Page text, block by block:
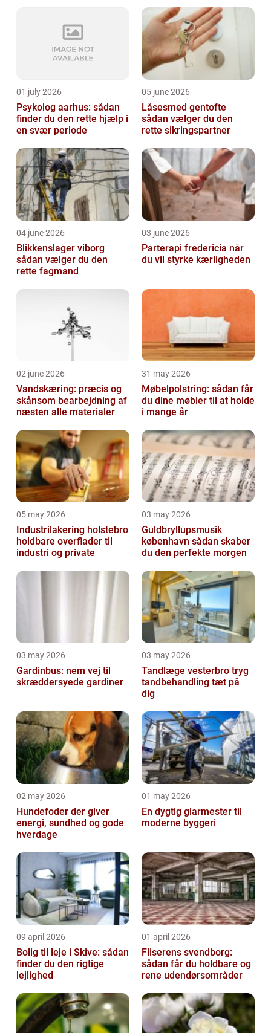
01 july 2026
Psykolog aarhus: sådan
finder du den rette hjælp i
en svær periode
05 june 2026
Låsesmed gentofte
sådan vælger du den
rette sikringspartner
04 june 2026
Blikkenslager viborg
sådan vælger du den
rette fagmand
03 june 2026
Parterapi fredericia når
du vil styrke kærligheden
02 june 2026
Vandskæring: præcis og
skånsom bearbejdning af
næsten alle materialer
31 may 2026
Møbelpolstring: sådan får
du dine møbler til at holde
i mange år
05 may 2026
Industrilakering holstebro
holdbare overflader til
industri og private
03 may 2026
Guldbryllupsmusik
københavn sådan skaber
du den perfekte morgen
03 may 2026
Gardinbus: nem vej til
skræddersyede gardiner
03 may 2026
Tandlæge vesterbro tryg
tandbehandling tæt på
dig
02 may 2026
Hundefoder der giver
energi, sundhed og gode
hverdage
01 may 2026
En dygtig glarmester til
moderne byggeri
09 april 2026
Bolig til leje i Skive: sådan
finder du den rigtige
lejlighed
01 april 2026
Fliserens svendborg:
sådan får du holdbare og
rene udendørsområder